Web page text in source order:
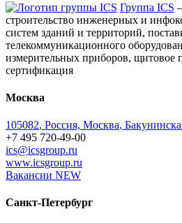
Группа ICS
строительство инженерных и
систем зданий и территорий,
телекоммуникационного
измерительных приборов, щитовое
сертификация
Москва
105082, Россия, Москва,
+7 495 720-49-00
ics@icsgroup.ru
www.icsgroup.ru
Вакансии NEW
Санкт-Петербург